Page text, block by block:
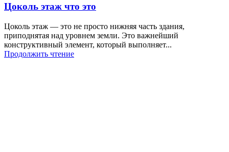
Цоколь этаж что это
Цоколь этаж — это не просто нижняя часть здания,
приподнятая над уровнем земли. Это важнейший
конструктивный элемент, который выполняет...
Продолжить чтение